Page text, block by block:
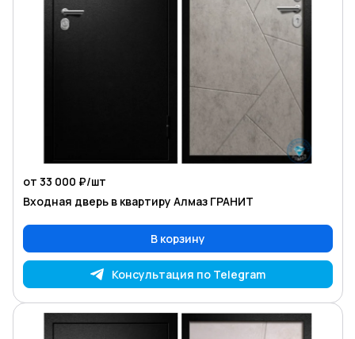
от 33 000 ₽/шт
Входная дверь в квартиру Алмаз ГРАНИТ
В корзину
Консультация по Telegram